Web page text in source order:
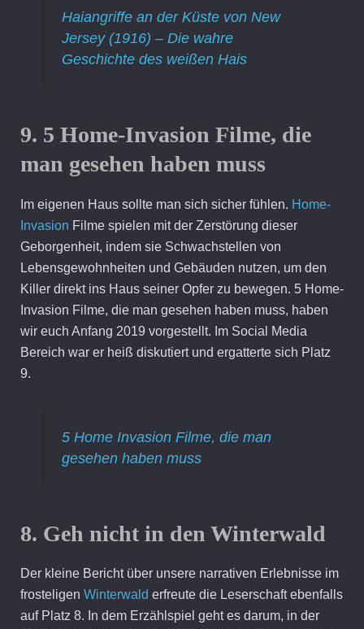
Haiangriffe an der Küste von New
Jersey (1916) – Die wahre
Geschichte des weißen Hais
9. 5 Home-Invasion Filme, die
man gesehen haben muss
Im eigenen Haus sollte man sich sicher fühlen. Home-
Invasion Filme spielen mit der Zerstörung dieser
Geborgenheit, indem sie Schwachstellen von
Lebensgewohnheiten und Gebäuden nutzen, um den
Killer direkt ins Haus seiner Opfer zu bewegen. 5 Home-
Invasion Filme, die man gesehen haben muss, haben
wir euch Anfang 2019 vorgestellt. Im Social Media
Bereich war er heiß diskutiert und ergatterte sich Platz
9.
5 Home Invasion Filme, die man
gesehen haben muss
8. Geh nicht in den Winterwald
Der kleine Bericht über unsere narrativen Erlebnisse im
frosteligen Winterwald erfreute die Leserschaft ebenfalls
auf Platz 8. In dem Erzählspiel geht es darum, in der